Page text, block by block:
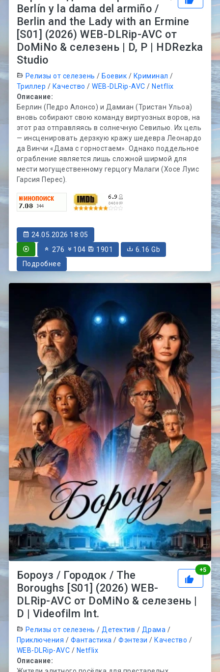
Berlín y la dama del armiño /
Berlin and the Lady with an Ermine
[S01] (2026) WEB-DLRip-AVC от
DoMiNo & селезень | D, P | HDRezka
Studio
Релизы от селезень / Боевик / Криминал /
Триллер / Качество /WEB-DLRip-AVC / Netflix
Описание:
Берлин (Педро Алонсо) и Дамиан (Тристан Ульоа)
вновь собирают свою команду виртуозных воров, на
этот раз отправляясь в солнечную Севилью. Их цель
— инсценировать дерзкую кражу шедевра Леонардо
да Винчи «Дама с горностаем». Однако поддельное
ограбление является лишь сложной ширмой для
мести могущественному герцогу Малаги (Хосе Луис
Гарсия Перес).
24.05.2026 18:05
276
104 1901
6.16 Gb
Подробнее
+5
Бороуз / Городок / The
Boroughs [S01] (2026) WEB-
DLRip-AVC от DoMiNo & селезень |
D | Videofilm Int.
Релизы от селезень /Детектив / Драма /
Приключения / Фантастика /Фэнтези / Качество /
WEB-DLRip-AVC / Netflix
Описание: